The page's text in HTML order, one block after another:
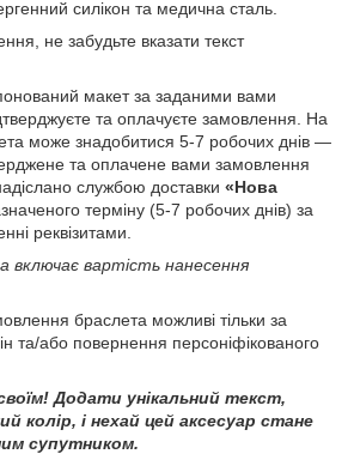
силікон та медична сталь.
не забудьте вказати текст
макет за заданими вами
та оплачуєте замовлення. На
може знадобитися 5-7 робочих днів —
та оплачене вами замовлення
службою доставки «Нова
терміну (5-7 робочих днів) за
реквізитами.
включає вартість нанесення
браслета можливі тільки за
та/або повернення персоніфікованого
Додати унікальний текст,
колір, і нехай цей аксесуар стане
супутником.